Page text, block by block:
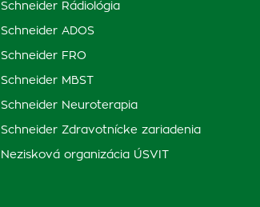
Schneider Rádiológia
Schneider ADOS
Schneider FRO
Schneider MBST
Schneider Neuroterapia
Schneider Zdravotnícke zariadenia
Nezisková organizácia ÚSVIT